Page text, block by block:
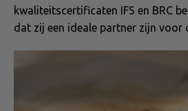
kwaliteitscertificaten IFS en BRC
dat zij een ideale partner zijn voor